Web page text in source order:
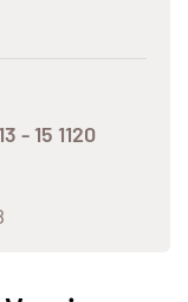
- 15 1120